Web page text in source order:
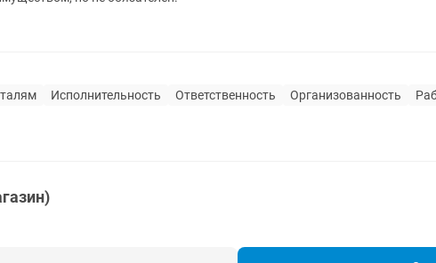
Исполнительность Ответственность Организованность